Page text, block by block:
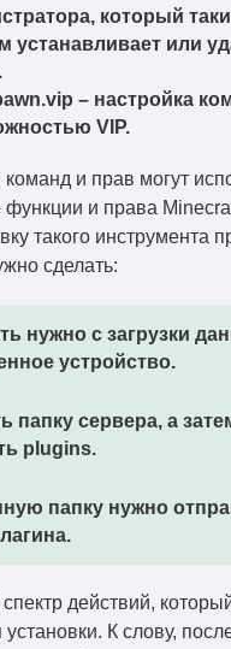
который
устанавливает или
– настройка
VIP.
и прав могут
функции и права
такого инструмента
сделать:
нужно с загрузки
устройство.
папку сервера, а
plugins.
папку нужно
действий,
К слову,